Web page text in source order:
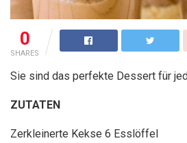
0
SHARES
Sie sind das perfekte Dessert für
ZUTATEN
Zerkleinerte Kekse 6 Esslöffel